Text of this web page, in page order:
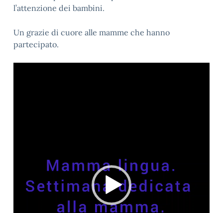
l’attenzione dei bambini.
Un grazie di cuore alle mamme che hanno
partecipato.